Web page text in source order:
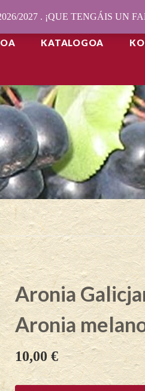
KATALOGOA
Aronia
Aronia
10,00 €
2027 . ¡QUE TENGÁIS UN